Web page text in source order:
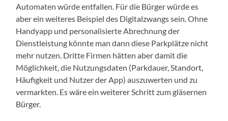
Automaten würde entfallen. Für die Bürger würde es
aber ein weiteres Beispiel des Digitalzwangs sein. Ohne
Handyapp und personalisierte Abrechnung der
Dienstleistung könnte man dann diese Parkplätze nicht
mehr nutzen. Dritte Firmen hätten aber damit die
Möglichkeit, die Nutzungsdaten (Parkdauer, Standort,
Häufigkeit und Nutzer der App) auszuwerten und zu
vermarkten. Es wäre ein weiterer Schritt zum gläsernen
Bürger.